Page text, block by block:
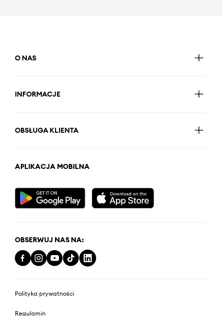
O NAS
INFORMACJE
OBSŁUGA KLIENTA
APLIKACJA MOBILNA
OBSERWUJ NAS NA:
Polityka prywatności
Regulamin